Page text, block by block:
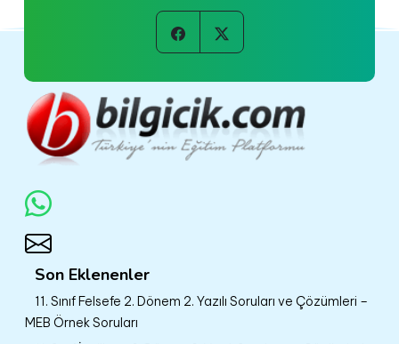
Son Eklenenler
11. Sınıf Felsefe 2. Dönem 2. Yazılı Soruları ve Çözümleri –
MEB Örnek Soruları